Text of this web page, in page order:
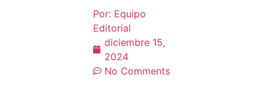
Por: Equipo
Editorial
diciembre 15,
2024
No Comments